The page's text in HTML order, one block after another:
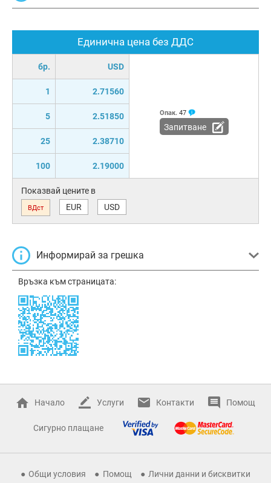
Единична цена без ДДС
бр. USD
1 2.71560
5 2.51850
25 2.38710
100 2.19000
Опак. 47
Запитване
Показвай цените в
ВДст EUR USD
Информирай за грешка
Връзка към страницата:
Начало Услуги Контакти Помощ
Сигурно плащане
Общи условия Помощ Лични данни и бисквитки